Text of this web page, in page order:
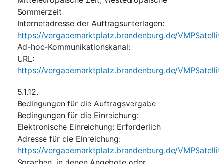
Sommerzeit
Internetadresse der Auftragsunterlagen:
https://vergabemarktplatz.brandenburg.de/
Ad-hoc-Kommunikationskanal:
URL:
https://vergabemarktplatz.brandenburg.de/
5.1.12.
Bedingungen für die Auftragsvergabe
Bedingungen für die Einreichung:
Elektronische Einreichung: Erforderlich
Adresse für die Einreichung:
https://vergabemarktplatz.brandenburg.de/
Sprachen, in denen Angebote oder